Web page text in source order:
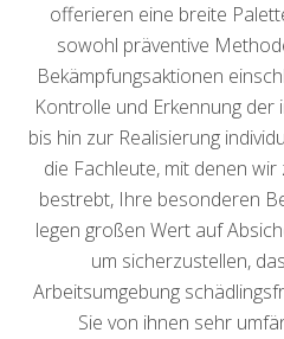
offerieren eine breite
sowohl präventive
Bekämpfungsaktionen
Kontrolle und Erkennung der
bis hin zur Realisierung
die Fachleute, mit denen
bestrebt, Ihre besonderen
legen großen Wert auf
um sicherzustellen,
Arbeitsumgebung
Sie von ihnen sehr